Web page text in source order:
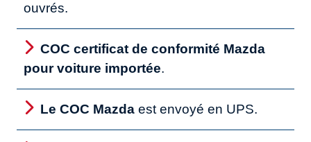
ouvrés.
COC certificat de conformité Mazda
pour voiture importée.
Le COC Mazda est envoyé en UPS.